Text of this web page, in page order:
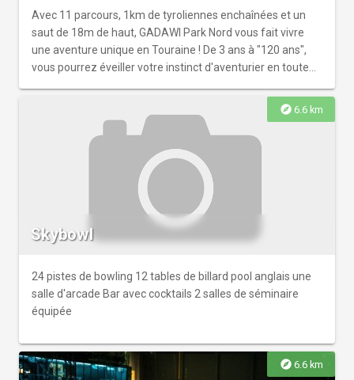
Avec 11 parcours, 1km de tyroliennes enchaînées et un
saut de 18m de haut, GADAWI Park Nord vous fait vivre
une aventure unique en Touraine ! De 3 ans à "120 ans",
vous pourrez éveiller votre instinct d'aventurier en toute
explore 6.6 km
Skybowl
24 pistes de bowling 12 tables de billard pool anglais une
salle d'arcade Bar avec cocktails 2 salles de séminaire
équipée
explore 6.6 km